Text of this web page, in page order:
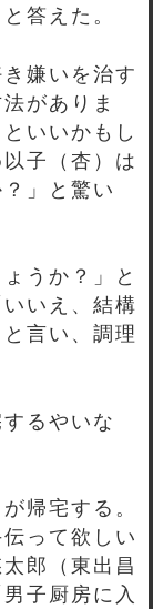
答えた。
嫌いを治す
がありま
いいかもし
子（杏）は
」と驚い
うか？」と
いえ、結構
言い、調理
るやいな
帰宅する。
って欲しい
郎（東出昌
子厨房に入